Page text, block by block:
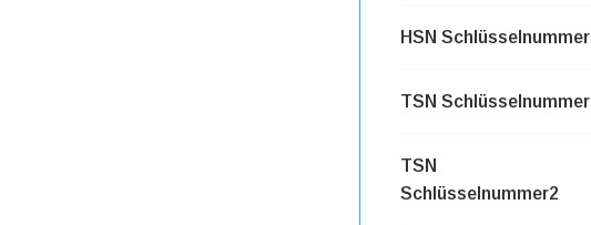
HSN Schlüsselnummer
TSN Schlüsselnummer
TSN
Schlüsselnummer2